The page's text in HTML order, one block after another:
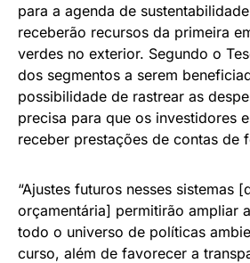
para a agenda de
receberão recursos da primeira
verdes no exterior. Segundo o
dos segmentos a serem
possibilidade de rastrear as
precisa para que os investidores
receber prestações de contas de
“Ajustes futuros nesses sistemas
orçamentária] permitirão ampliar
todo o universo de políticas
curso, além de favorecer a